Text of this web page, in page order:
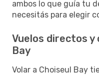
ambos lo que guía tu
necesitás para elegir
Vuelos directos y
Bay
Volar a Choiseul Bay